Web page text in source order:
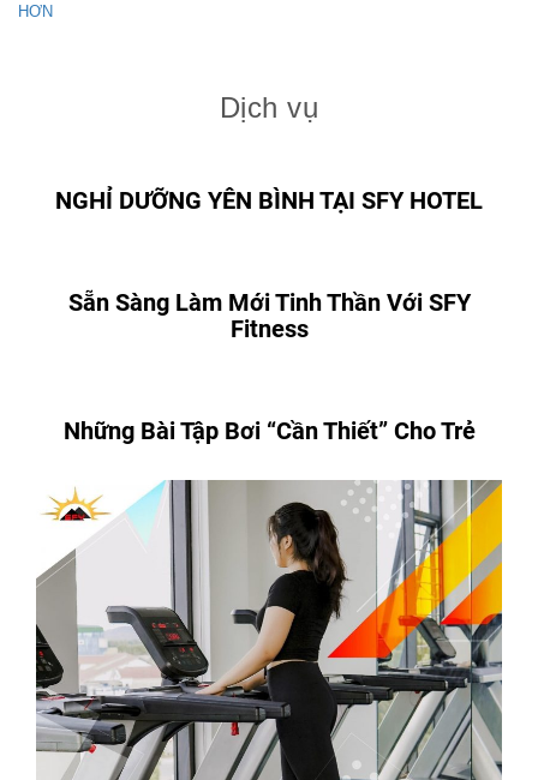
HƠN
Dịch vụ
NGHỈ DƯỠNG YÊN BÌNH TẠI SFY HOTEL
Sẵn Sàng Làm Mới Tinh Thần Với SFY
Fitness
Những Bài Tập Bơi “Cần Thiết” Cho Trẻ